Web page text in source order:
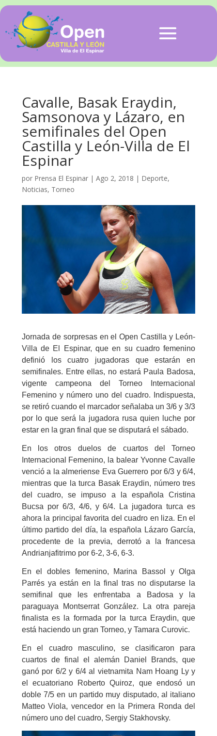
Cavalle, Basak Eraydin,
Samsonova y Lázaro, en
semifinales del Open
Castilla y León-Villa de El
Espinar
por Prensa El Espinar| Ago 2, 2018 | Deporte,
Noticias, Torneo
Jornada de sorpresas en el Open Castilla y León-
Villa de El Espinar, que en su cuadro femenino
definió los cuatro jugadoras que estarán en
semifinales. Entre ellas, no estará Paula Badosa,
vigente campeona del Torneo Internacional
Femenino y número uno del cuadro. Indispuesta,
se retiró cuando el marcador señalaba un 3/6 y 3/3
por lo que será la jugadora rusa quien luche por
estar en la gran final que se disputará el sábado.
En los otros duelos de cuartos del Torneo
Internacional Femenino, la balear Yvonne Cavalle
venció a la almeriense Eva Guerrero por 6/3 y 6/4,
mientras que la turca Basak Eraydin, número tres
del cuadro, se impuso a la española Cristina
Bucsa por 6/3, 4/6, y 6/4. La jugadora turca es
ahora la principal favorita del cuadro en liza. En el
último partido del día, la española Lázaro García,
procedente de la previa, derrotó a la francesa
Andrianjafitrimo por 6-2, 3-6, 6-3.
En el dobles femenino, Marina Bassol y Olga
Parrés ya están en la final tras no disputarse la
semifinal que les enfrentaba a Badosa y la
paraguaya Montserrat González. La otra pareja
finalista es la formada por la turca Eraydin, que
está haciendo un gran Torneo, y Tamara Curovic.
En el cuadro masculino, se clasificaron para
cuartos de final el alemán Daniel Brands, que
ganó por 6/2 y 6/4 al vietnamita Nam Hoang Ly y
el ecuatoriano Roberto Quiroz, que endosó un
doble 7/5 en un partido muy disputado, al italiano
Matteo Viola, vencedor en la Primera Ronda del
número uno del cuadro, Sergiy Stakhovsky.